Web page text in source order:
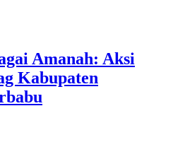
Amanah: Aksi
Kabupaten